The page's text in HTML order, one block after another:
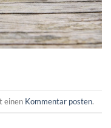
einen Kommentar posten.